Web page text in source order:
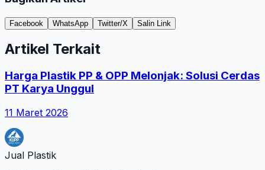
Facebook WhatsApp Twitter/X Salin Link
Artikel Terkait
Harga Plastik PP & OPP Melonjak: Solusi Cerdas
PT Karya Unggul
11 Maret 2026
Jual Plastik